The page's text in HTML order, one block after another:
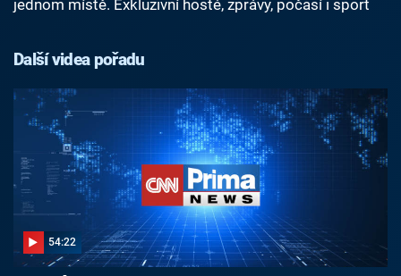
jednom místě. Exkluzivní hosté, zprávy, počasí i sport
Další videa pořadu
54:22